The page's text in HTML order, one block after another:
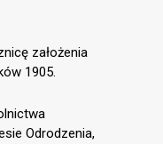
założenia
1905.
Odrodzenia,